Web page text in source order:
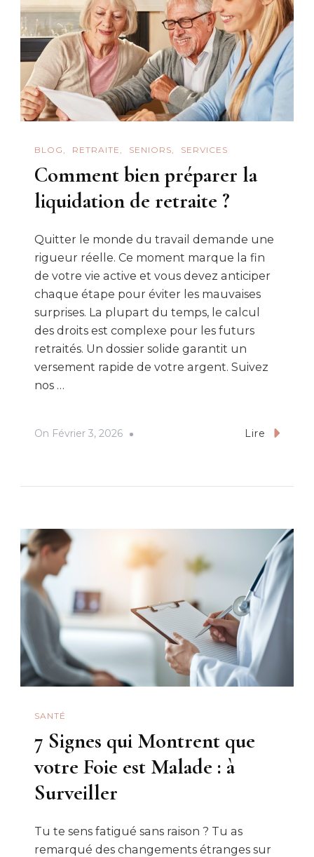
BLOG RETRAITE SENIORS SERVICES
Comment bien préparer la
liquidation de retraite ?
Quitter le monde du travail demande une
rigueur réelle. Ce moment marque la fin
de votre vie active et vous devez anticiper
chaque étape pour éviter les mauvaises
surprises. La plupart du temps, le calcul
des droits est complexe pour les futurs
retraités. Un dossier solide garantit un
versement rapide de votre argent. Suivez
nos …
On Février 3, 2026 Lire
SANTÉ
7 Signes qui Montrent que
votre Foie est Malade : à
Surveiller
Tu te sens fatigué sans raison ? Tu as
remarqué des changements étranges sur